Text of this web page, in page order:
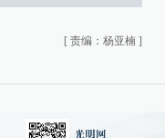
[ 责编：杨亚楠 ]